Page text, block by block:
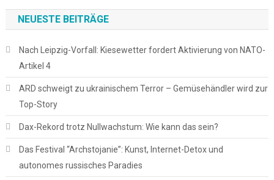
NEUESTE BEITRÄGE
Nach Leipzig-Vorfall: Kiesewetter fordert Aktivierung von NATO-
Artikel 4
ARD schweigt zu ukrainischem Terror – Gemüsehändler wird zur
Top-Story
Dax-Rekord trotz Nullwachstum: Wie kann das sein?
Das Festival “Archstojanie”: Kunst, Internet-Detox und
autonomes russisches Paradies